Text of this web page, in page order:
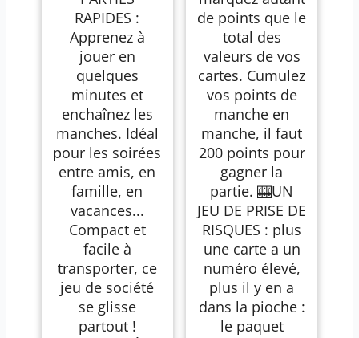
RAPIDES :
Apprenez à
jouer en
quelques
minutes et
enchaînez les
manches. Idéal
pour les soirées
entre amis, en
famille, en
vacances...
Compact et
facile à
transporter, ce
jeu de société
se glisse
partout !
de points que le
total des
valeurs de vos
cartes. Cumulez
vos points de
manche en
manche, il faut
200 points pour
gagner la
partie. 🎰UN
JEU DE PRISE DE
RISQUES : plus
une carte a un
numéro élevé,
plus il y en a
dans la pioche :
le paquet